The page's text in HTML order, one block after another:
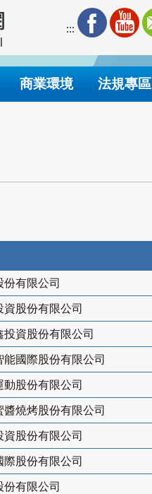
:::
商業環境 法規專區
份有限公司
資股份有限公司
投資股份有限公司
能國際股份有限公司
動股份有限公司
醬燒烤股份有限公司
資股份有限公司
際股份有限公司
份有限公司